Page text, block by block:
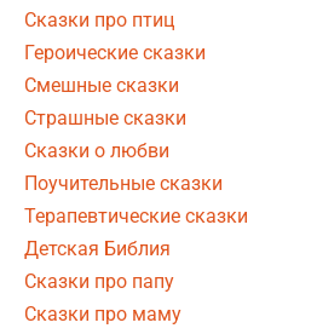
Сказки про птиц
Героические сказки
Смешные сказки
Страшные сказки
Сказки о любви
Поучительные сказки
Терапевтические сказки
Детская Библия
Сказки про папу
Сказки про маму